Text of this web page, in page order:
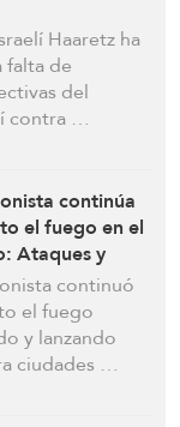
Haaretz ha
de
del
contra …
continúa
el fuego en el
Ataques y
viviendas e
continuó
el fuego
y lanzando
ciudades …